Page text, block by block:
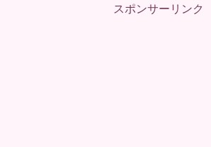
スポンサーリンク